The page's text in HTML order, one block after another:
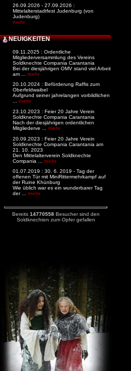
26.09.2026 - 27.09.2026 :
Mittelalterstadtfest Judenburg (von
Judenburg)
mehr
NEUIGKEITEN
09.11.2025 : Ordentliche
Mitgliederversammlung des Vereins
Soldknechte Compania Carantania
Bei der diesjährigen OMV stand viel Arbeit
am ... mehr
20.10.2024 : Beförderung Raffis zum
Oberfeldwaibel
Aufgrund seiner jahrelangen vorbildlichen
... mehr
23.10.2023 : Feier 20 Jahre Verein
Soldknechte Compania Carantania
Nach der diesjährigen ordentlichen
Mitgliederve ... mehr
20.09.2023 : Feier 20 Jahre Verein
Soldknechte Compania Carantania am
21. 10. 2023
Den Mittelalterverein Soldknechte
Compania ... mehr
01.07.2019 : 30. 6. 2019 - Tag der
offenen Tür mit MiniRittermehrkampf auf
der Ruine Khünburg
Wie üblich war es ein wunderbarer Tag
der ... mehr
Bereits 14770558Besucher sind den
Soldknechten zum Opfer gefallen